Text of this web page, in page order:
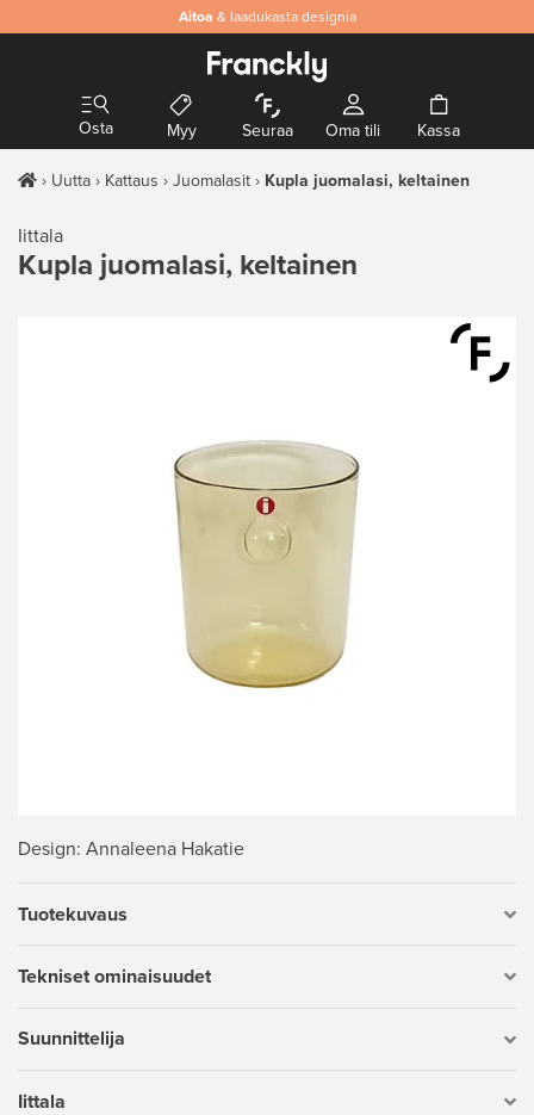
Aitoa & laadukasta designia
Osta Myy Seuraa Oma tili Kassa
Uutta Kattaus Juomalasit Kupla juomalasi, keltainen
Iittala
Kupla juomalasi, keltainen
Design: Annaleena Hakatie
Tuotekuvaus
Tekniset ominaisuudet
Suunnittelija
Iittala